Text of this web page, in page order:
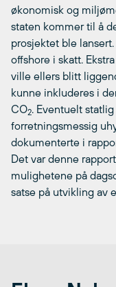
økonomisk og
staten kommer til å
prosjektet ble
offshore i skatt.
ville ellers blitt
kunne inkluderes i
CO2. Eventuelt
forretningsmessig
dokumenterte i
Det var denne
mulighetene på
satse på utvikling av